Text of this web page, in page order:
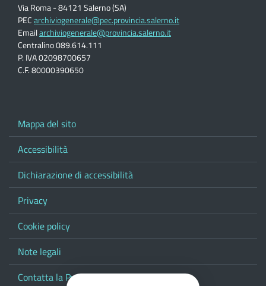
Via Roma - 84121 Salerno (SA)
PECarchiviogenerale@pec.provincia.salerno.it
Emailarchiviogenerale@provincia.salerno.it
Centralino 089.614.111
P. IVA 02098700657
C.F. 80000390650
Mappa del sito
Accessibilità
Dichiarazione di accessibilità
Privacy
Cookie policy
Note legali
Contatta la Provincia